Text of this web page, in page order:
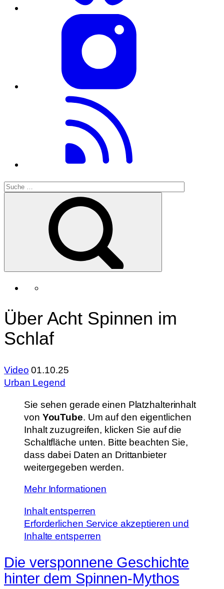
Über Acht Spinnen im
Schlaf
Video 01.10.25
Urban Legend
Sie sehen gerade einen Platzhalterinhalt
von YouTube. Um auf den eigentlichen
Inhalt zuzugreifen, klicken Sie auf die
Schaltfläche unten. Bitte beachten Sie,
dass dabei Daten an Drittanbieter
weitergegeben werden.
Mehr Informationen
Inhalt entsperren
Erforderlichen Service akzeptieren und
Inhalte entsperren
Die versponnene Geschichte
hinter dem Spinnen-Mythos